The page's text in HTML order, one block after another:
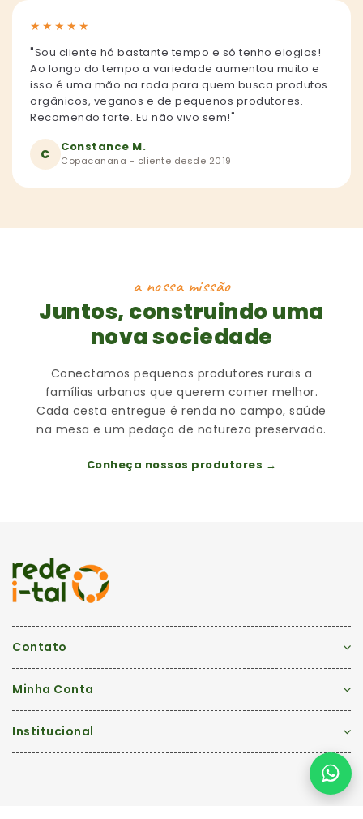
★ ★ ★ ★ ★
"Sou cliente há bastante tempo e só tenho elogios!
Ao longo do tempo a variedade aumentou muito e
isso é uma mão na roda para quem busca produtos
orgânicos, veganos e de pequenos produtores.
Recomendo forte. Eu não vivo sem!"
C Constance M.
Copacanana - cliente desde 2019
a nossa missão
Juntos, construindo uma
nova sociedade
Conectamos pequenos produtores rurais a
famílias urbanas que querem comer melhor.
Cada cesta entregue é renda no campo, saúde
na mesa e um pedaço de natureza preservado.
Conheça nossos produtores →
Contato
Minha Conta
Institucional